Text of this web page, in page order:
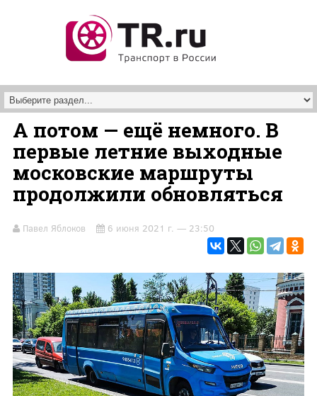
А потом — ещё немного. В
первые летние выходные
московские маршруты
продолжили обновляться
Павел Яблоков 6 июня 2021 г. — 23:50